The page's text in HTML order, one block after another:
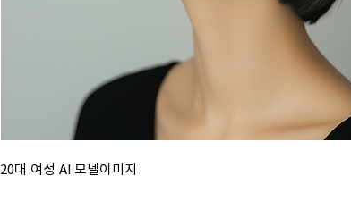
20대 여성 AI 모델이미지